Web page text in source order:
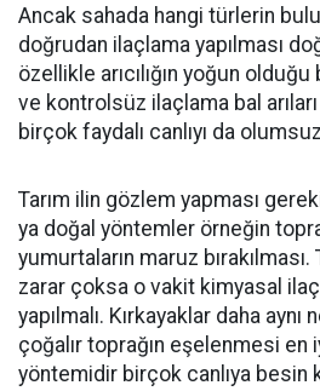
Ancak sahada hangi türlerin
doğrudan ilaçlama yapılması
özellikle arıcılığın yoğun
ve kontrolsüz ilaçlama bal
birçok faydalı canlıyı da
Tarım ilin gözlem yapması
ya doğal yöntemler örneğin
yumurtaların maruz
zarar çoksa o vakit kimyasal
yapılmalı. Kırkayaklar daha aynı
çoğalır toprağın eşelenmesi en
yöntemidir birçok canlıya besin